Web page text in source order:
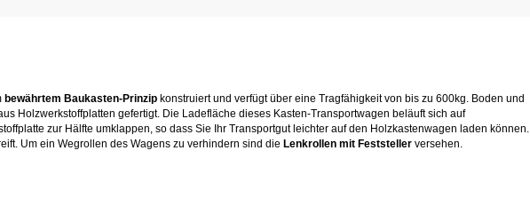
bewährtem Baukasten-Prinzip konstruiert und verfügt über eine Tragfähigkeit von bis zu 600kg. Boden und
Holzwerkstoffplatten gefertigt. Die Ladefläche dieses Kasten-Transportwagen beläuft sich auf
zur Hälfte umklappen, so dass Sie Ihr Transportgut leichter auf den Holzkastenwagen laden können.
Um ein Wegrollen des Wagens zu verhindern sind die Lenkrollen mit Feststeller versehen.